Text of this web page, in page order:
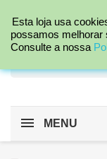

MENU
Esta loja usa
possamos melhorar
Consulte a nossa